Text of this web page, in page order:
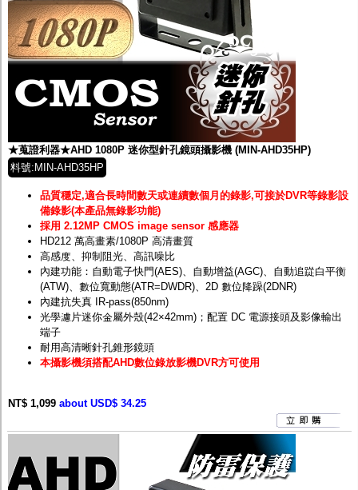
★蒐證利器★AHD 1080P 迷你型針孔鏡頭攝影機 (MIN-AHD35HP)
料號:MIN-AHD35HP
品質穩定,適合長時間數天或連續數個月的錄影,可接於DVR等錄影設
備錄影(本產品無錄影功能)
採用 2.12MP CMOS image sensor 感應器
HD212 萬高畫素/1080P 高清畫質
高感度、抑制阻光、高訊噪比
內建功能：自動電子快門(AES)、自動增益(AGC)、自動追踨白平衡
(ATW)、數位寬動態(ATR=DWDR)、2D 數位降躁(2DNR)
內建抗失真 IR-pass(850nm)
光學濾片迷你金屬外殼(42×42mm)；配置 DC 電源接頭及影像輸出
端子
耐用高清晰針孔錐形鏡頭
本攝影機須搭配AHD數位錄放影機DVR方可使用
NT$ 1,099 about USD$ 34.25